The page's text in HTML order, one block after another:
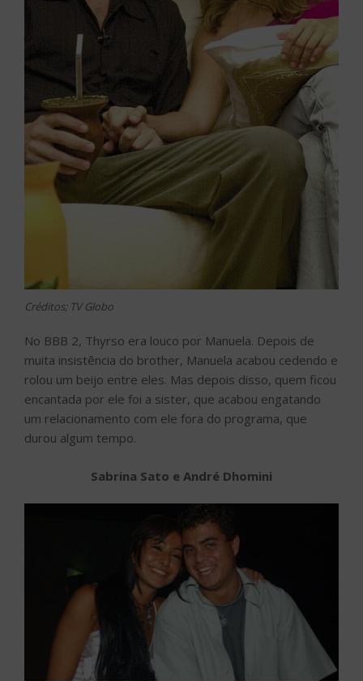
Créditos; TV Globo
No BBB 2, Thyrso era louco por Manuela. Depois de
muita insistência do brother, Manuela acabou cedendo e
rolou um beijo entre eles. Mas depois disso, quem ficou
encantada por ele foi a sister, que acabou engatando
um relacionamento com ele fora do programa, que
durou algum tempo.
Sabrina Sato e André Dhomini